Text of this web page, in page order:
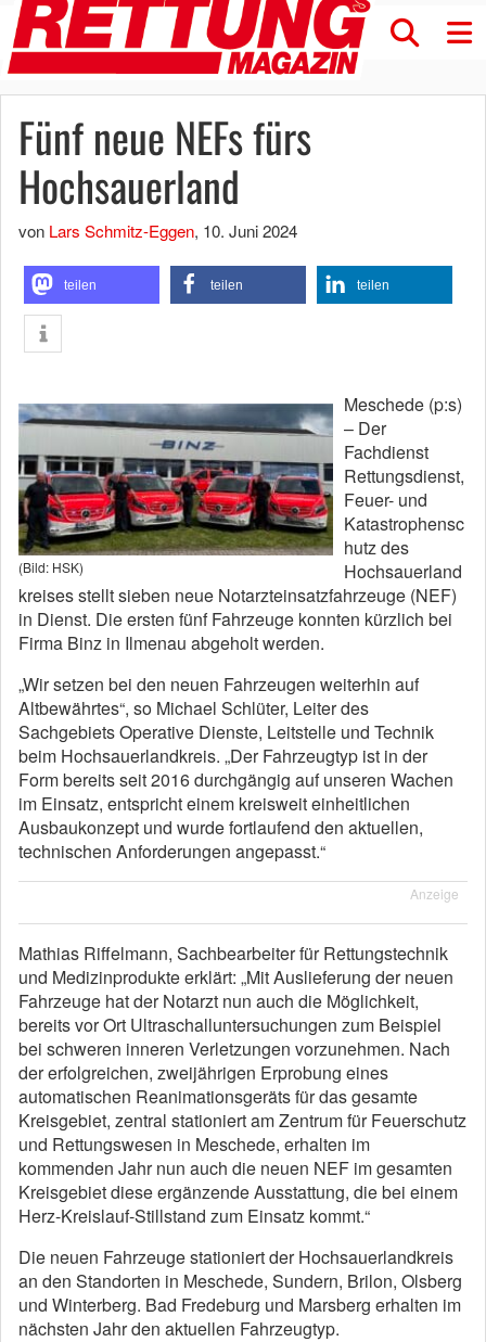
Fünf neue NEFs fürs
Hochsauerland
von Lars Schmitz-Eggen, 10. Juni 2024
teilen teilen teilen
(Bild: HSK)
Meschede (p:s)
– Der
Fachdienst
Rettungsdienst,
Feuer- und
Katastrophensc
hutz des
Hochsauerland
kreises stellt sieben neue Notarzteinsatzfahrzeuge (NEF)
in Dienst. Die ersten fünf Fahrzeuge konnten kürzlich bei
Firma Binz in Ilmenau abgeholt werden.
„Wir setzen bei den neuen Fahrzeugen weiterhin auf
Altbewährtes“, so Michael Schlüter, Leiter des
Sachgebiets Operative Dienste, Leitstelle und Technik
beim Hochsauerlandkreis. „Der Fahrzeugtyp ist in der
Form bereits seit 2016 durchgängig auf unseren Wachen
im Einsatz, entspricht einem kreisweit einheitlichen
Ausbaukonzept und wurde fortlaufend den aktuellen,
technischen Anforderungen angepasst.“
Anzeige
Mathias Riffelmann, Sachbearbeiter für Rettungstechnik
und Medizinprodukte erklärt: „Mit Auslieferung der neuen
Fahrzeuge hat der Notarzt nun auch die Möglichkeit,
bereits vor Ort Ultraschalluntersuchungen zum Beispiel
bei schweren inneren Verletzungen vorzunehmen. Nach
der erfolgreichen, zweijährigen Erprobung eines
automatischen Reanimationsgeräts für das gesamte
Kreisgebiet, zentral stationiert am Zentrum für Feuerschutz
und Rettungswesen in Meschede, erhalten im
kommenden Jahr nun auch die neuen NEF im gesamten
Kreisgebiet diese ergänzende Ausstattung, die bei einem
Herz-Kreislauf-Stillstand zum Einsatz kommt.“
Die neuen Fahrzeuge stationiert der Hochsauerlandkreis
an den Standorten in Meschede, Sundern, Brilon, Olsberg
und Winterberg. Bad Fredeburg und Marsberg erhalten im
nächsten Jahr den aktuellen Fahrzeugtyp.